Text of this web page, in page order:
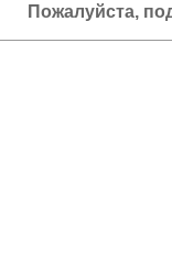
Пожалуйста,